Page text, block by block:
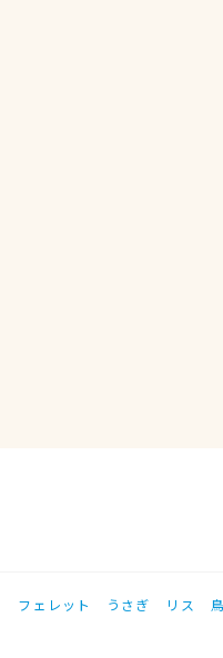
フェレット うさぎ リス